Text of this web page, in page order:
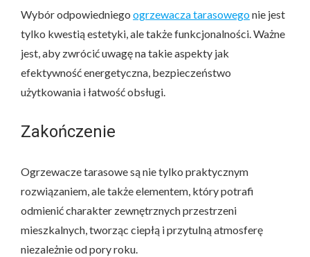
Wybór odpowiedniego ogrzewacza tarasowegonie jest
tylko kwestią estetyki, ale także funkcjonalności. Ważne
jest, aby zwrócić uwagę na takie aspekty jak
efektywność energetyczna, bezpieczeństwo
użytkowania i łatwość obsługi.
Zakończenie
Ogrzewacze tarasowe są nie tylko praktycznym
rozwiązaniem, ale także elementem, który potrafi
odmienić charakter zewnętrznych przestrzeni
mieszkalnych, tworząc ciepłą i przytulną atmosferę
niezależnie od pory roku.